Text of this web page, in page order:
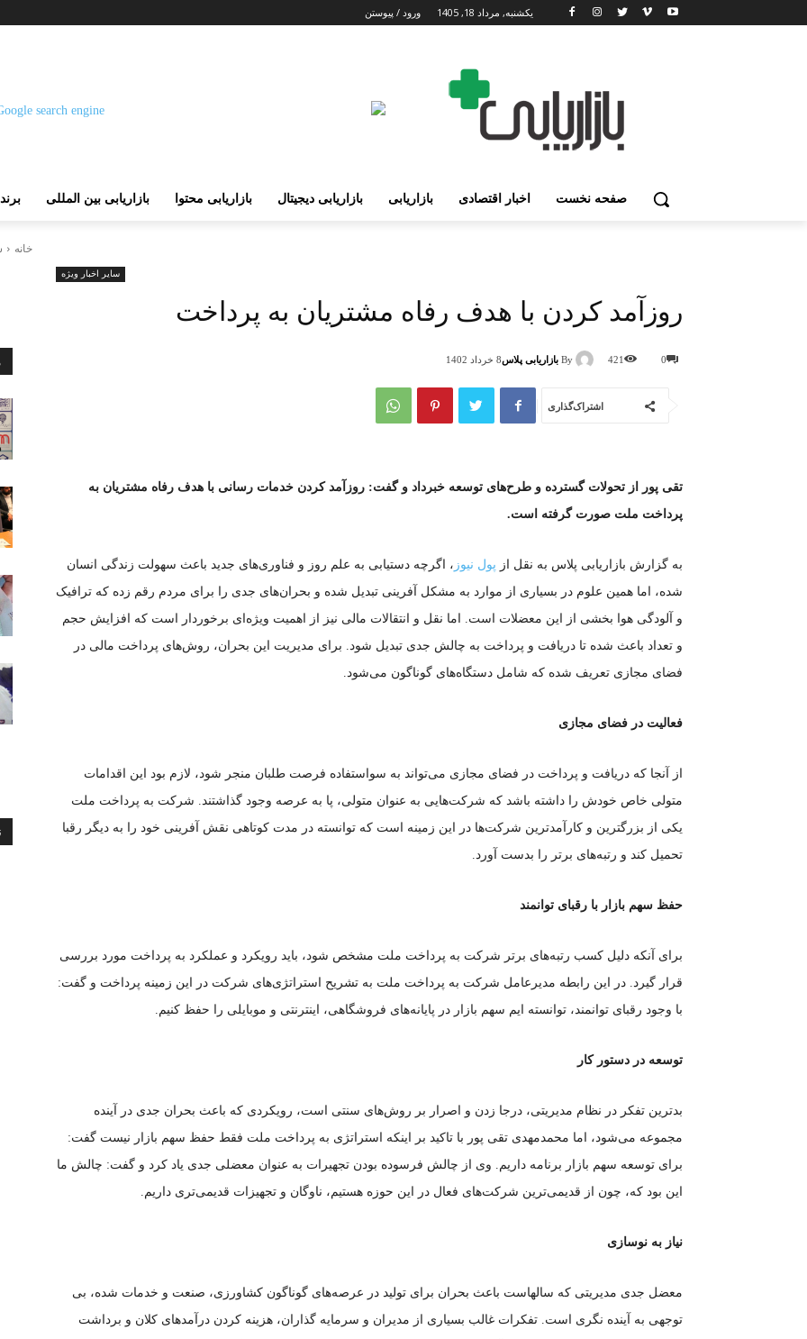
یکشنبه, مرداد 18, 1405 ورود / پیوستن
صفحه نخست اخبار اقتصادی بازاریابی بازاریابی دیجیتال بازاریابی محتوا بازاریابی بین المللی
خانه
سایر اخبار ویژه
روزآمد کردن با هدف رفاه مشتریان به پرداخت
By بازاریابی پلاس8 خرداد 1402 0
421
اشتراک‌گذاری
تقی پور از تحولات گسترده و طرح‌های توسعه خبرداد و گفت: روزآمد کردن خدمات رسانی با هدف رفاه مشتریان به
پرداخت ملت صورت گرفته است.
به گزارش بازاریابی پلاس به نقل از پول نیوز ، اگرچه دستیابی به علم روز و فناوری‌های جدید باعث سهولت زندگی انسان
شده، اما همین علوم در بسیاری از موارد به مشکل آفرینی تبدیل شده و بحران‌های جدی را برای مردم رقم زده که ترافیک
و آلودگی هوا بخشی از این معضلات است. اما نقل و انتقالات مالی نیز از اهمیت ویژه‌ای برخوردار است که افزایش حجم
و تعداد باعث شده تا دریافت و پرداخت به چالش جدی تبدیل شود. برای مدیریت این بحران، روش‌های پرداخت مالی در
فضای مجازی تعریف شده که شامل دستگاه‌های گوناگون می‌شود.
فعالیت در فضای مجازی
از آنجا که دریافت و پرداخت در فضای مجازی می‌تواند به سواستفاده فرصت طلبان منجر شود، لازم بود این اقدامات
متولی خاص خودش را داشته باشد که شرکت‌هایی به عنوان متولی، پا به عرصه وجود گذاشتند. شرکت به پرداخت ملت
یکی از بزرگترین و کارآمدترین شرکت‌ها در این زمینه است که توانسته در مدت کوتاهی نقش آفرینی خود را به دیگر رقبا
تحمیل کند و رتبه‌های برتر را بدست آورد.
حفظ سهم بازار با رقبای توانمند
برای آنکه دلیل کسب رتبه‌های برتر شرکت به پرداخت ملت مشخص شود، باید رویکرد و عملکرد به پرداخت مورد بررسی
قرار گیرد. در این رابطه مدیرعامل شرکت به پرداخت ملت به تشریح استراتژی‌های شرکت در این زمینه پرداخت و گفت:
با وجود رقبای توانمند، توانسته ایم سهم بازار در پایانه‌های فروشگاهی، اینترنتی و موبایلی را حفظ کنیم.
توسعه در دستور کار
بدترین تفکر در نظام مدیریتی، درجا زدن و اصرار بر روش‌های سنتی است، رویکردی که باعث بحران جدی در آینده
مجموعه می‌شود، اما محمدمهدی تقی پور با تاکید بر اینکه استراتژی به پرداخت ملت فقط حفظ سهم بازار نیست گفت:
برای توسعه سهم بازار برنامه داریم. وی از چالش فرسوده بودن تجهیرات به عنوان معضلی جدی یاد کرد و گفت: چالش ما
این بود که، چون از قدیمی‌ترین شرکت‌های فعال در این حوزه هستیم، ناوگان و تجهیزات قدیمی‌تری داریم.
نیاز به نوسازی
معضل جدی مدیریتی که سالهاست باعث بحران برای تولید در عرصه‌های گوناگون کشاورزی، صنعت و خدمات شده، بی
توجهی به آینده نگری است. تفکرات غالب بسیاری از مدیران و سرمایه گذاران، هزینه کردن درآمد‌های کلان و برداشت